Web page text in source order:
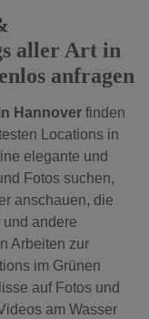
aller Art in
anfragen
Hannover finden
Locations in
elegante und
Fotos suchen,
anschauen, die
und andere
Arbeiten zur
im Grünen
auf Fotos und
am Wasser